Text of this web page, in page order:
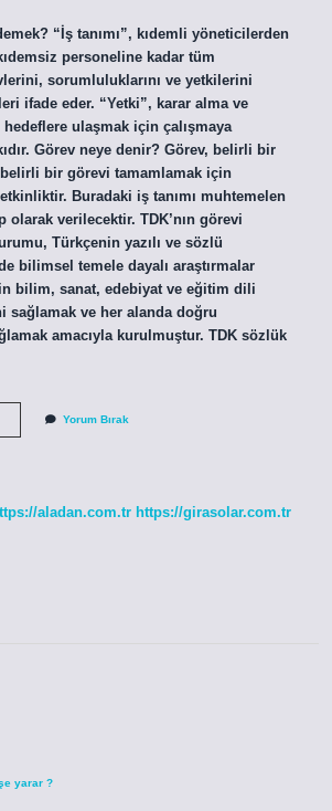
“İş tanımı”, kıdemli yöneticilerden
personeline kadar tüm
sorumluluklarını ve yetkilerini
ifade eder. “Yetki”, karar alma ve
hedeflere ulaşmak için çalışmaya
Görev neye denir? Görev, belirli bir
bir görevi tamamlamak için
Buradaki iş tanımı muhtemelen
olarak verilecektir. TDK’nın görevi
Türkçenin yazılı ve sözlü
bilimsel temele dayalı araştırmalar
bilim, sanat, edebiyat ve eğitim dili
sağlamak ve her alanda doğru
amacıyla kurulmuştur. TDK sözlük
Yorum Bırak
aladan.com.tr https://girasolar.com.tr
yarar ?